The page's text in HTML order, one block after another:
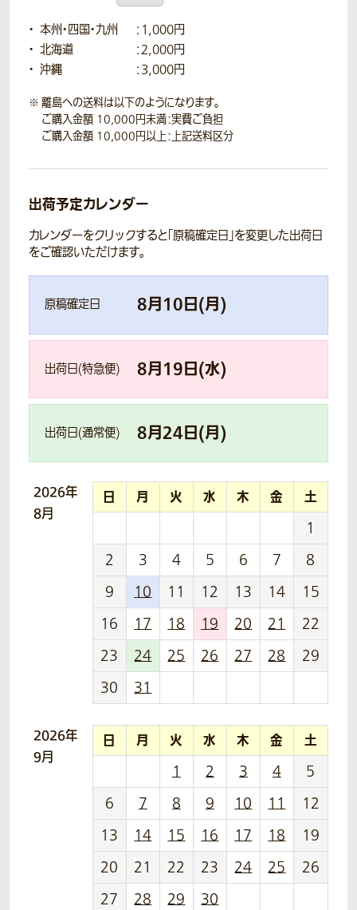
本州・四国・九州
：1,000円
北海道
：2,000円
沖縄
：3,000円
離島への送料は以下のようになります。
ご購入金額 10,000円未満：実費ご負担
ご購入金額 10,000円以上：上記送料区分
出荷予定カレンダー
カレンダーをクリックすると「原稿確定日」を変更した出荷日
をご確認いただけます。
原稿確定日 8月10日(月)
出荷日(特急便) 8月19日(水)
出荷日(通常便) 8月24日(月)
2026年
8月
日 月 火 水 木 金 土
1
2
3 4 5 6 7
8
9
10 11 12 13 14
15
16
17 18 19 20 21
22
23
24 25 26 27 28
29
30
31
2026年
9月
日 月 火 水 木 金 土
1 2 3 4
5
6
7 8 9 10 11
12
13
14 15 16 17 18
19
20
21 22 23 24 25
26
27
28 29 30